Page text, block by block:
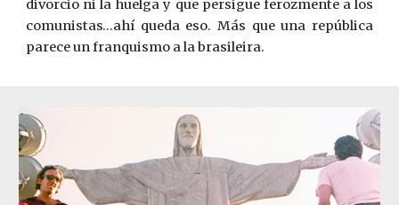
divorcio ni la huelga y que persigue ferozmente a los
comunistas…ahí queda eso. Más que una república
parece un franquismo a la brasileira.